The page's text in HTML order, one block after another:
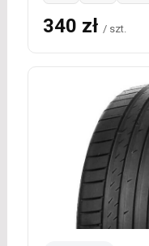
340 zł / szt.